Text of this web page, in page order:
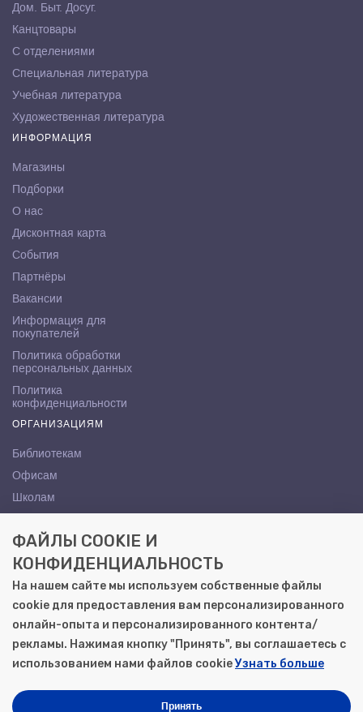
Дом. Быт. Досуг.
Канцтовары
С отделениями
Специальная литература
Учебная литература
Художественная литература
ИНФОРМАЦИЯ
Магазины
Подборки
О нас
Дисконтная карта
События
Партнёры
Вакансии
Информация для
покупателей
Политика обработки
персональных данных
Политика
конфиденциальности
ОРГАНИЗАЦИЯМ
Библиотекам
Офисам
Школам
КОНТАКТЫ
Саратов, ул. Осипова, 10А
+7 (8452) 72-65-65
gemera@moya-kniga.ru
Моя книга | Сеть книжных магазинов в Саратове
ФАЙЛЫ COOKIE И
КОНФИДЕНЦИАЛЬНОСТЬ
На нашем сайте мы используем собственные файлы
cookie для предоставления вам персонализированного
онлайн-опыта и персонализированного контента/
рекламы. Нажимая кнопку "Принять", вы соглашаетесь с
использованием нами файлов cookieУзнать больше
Принять